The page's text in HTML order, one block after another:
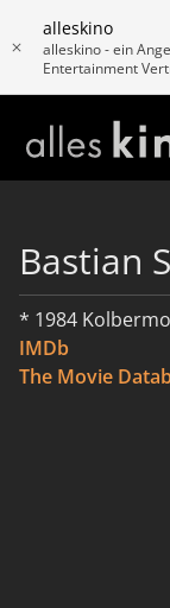
alleskino
alleskino - ein
Entertainment
Bastian
* 1984
IMDb
The Movie